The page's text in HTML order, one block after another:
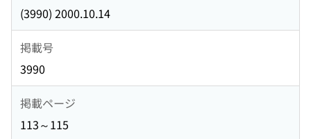
(3990) 2000.10.14
掲載号
3990
掲載ページ
113～115